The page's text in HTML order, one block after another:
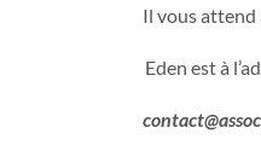
Il vous attend
Eden est à